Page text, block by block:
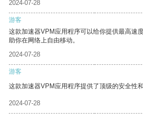
2024-07-28
游客
这款加速器VPM应用程序可以给你提供最高速
助你在网络上自由移动。
2024-07-28
游客
这款加速器VPM应用程序提供了顶级的安全性和
2024-07-28